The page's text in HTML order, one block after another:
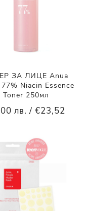
ЗА ЛИЦЕ Anua
77% Niacin Essence
Toner 250мл
лв. / €23,52